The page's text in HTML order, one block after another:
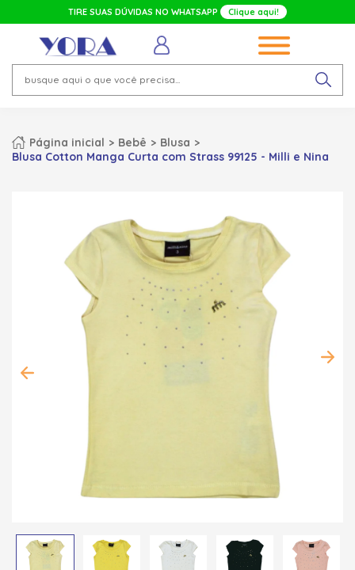
TIRE SUAS DÚVIDAS NO WHATSAPP Clique aqui!
Página inicial Bebê
Blusa
Blusa Cotton Manga Curta com Strass 99125 - Milli e Nina